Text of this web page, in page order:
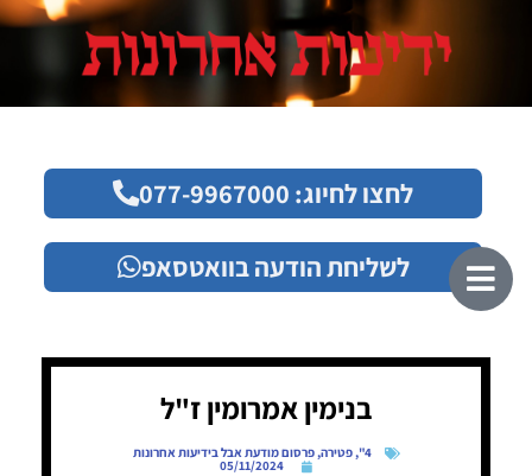
לחצו לחיוג: 077-9967000
לשליחת הודעה בוואטסאפ
בנימין אמרומין ז"ל
4"
,פטירה,פרסום מודעת אבל בידיעות אחרונות
05/11/2024